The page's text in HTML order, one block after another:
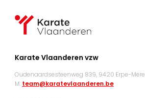
Karate Vlaanderen vzw
Oudenaardsesteenweg 839, 9420 Erpe-Mere
M: team@karatevlaanderen.be